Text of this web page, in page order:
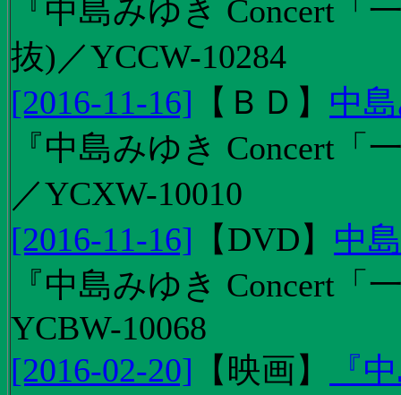
『中島みゆき Concert
抜)／YCCW-10284
[2016-11-16] 【 ＢＤ 】 中
『中島みゆき Concert
／YCXW-10010
[2016-11-16] 【DVD】 中
『中島みゆき Concert
YCBW-10068
[2016-02-20] 【 映画】
『